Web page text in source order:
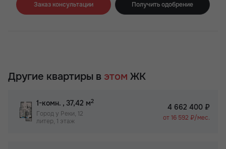
Заказ консультации Получить одобрение
Другие квартиры в этом ЖК
1-комн. , 37,42 м2
Город у Реки, 12
литер, 1 этаж
4 662 400 ₽
от 16 592 ₽/мес.